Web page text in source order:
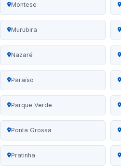
Montese
Murubira
Nazaré
Paraíso
Parque Verde
Ponta Grossa
Pratinha